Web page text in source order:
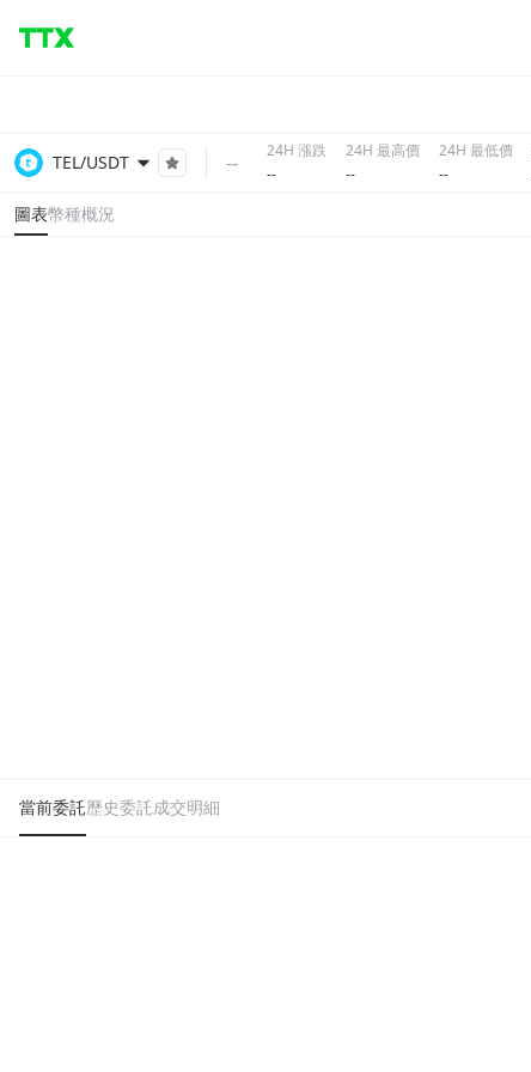
TEL/USDT --
24H 漲跌
--
24H 最高價
--
24H 最低價
--
圖表幣種概況
當前委託歷史委託成交明細